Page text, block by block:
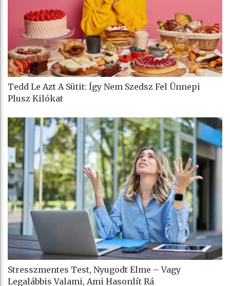
Tedd Le Azt A Sütit: Így Nem Szedsz Fel Ünnepi
Plusz Kilókat
Stresszmentes Test, Nyugodt Elme – Vagy
Legalábbis Valami, Ami Hasonlít Rá